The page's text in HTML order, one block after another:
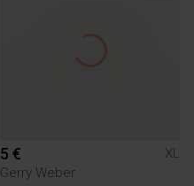
5 €
XL
Gerry Weber